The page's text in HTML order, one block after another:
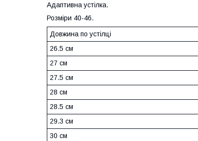
Адаптивна устілка.
Розміри 40-46.
Довжина по устілці
26.5 см
27 см
27.5 см
28 см
28.5 см
29.3 см
30 см